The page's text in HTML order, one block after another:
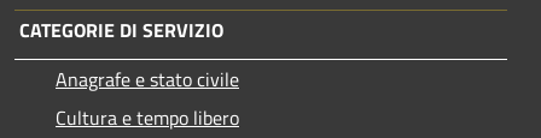
CATEGORIE DI SERVIZIO
Anagrafe e stato civile
Cultura e tempo libero